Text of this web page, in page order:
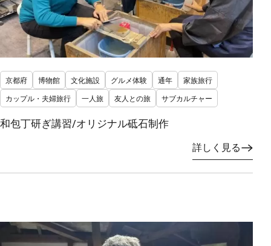
京都府 博物館 文化施設 グルメ体験 通年
家族旅行
カップル・夫婦旅行
一人旅 友人との旅 サブカルチャー
和包丁研ぎ講習/オリジナル砥石制作
詳しく見る